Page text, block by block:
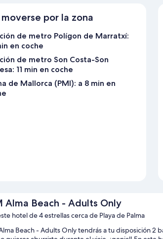
por la zona
de metro Polígon de Marratxí:
en coche
de metro Son Costa-Son
11 min en coche
de Mallorca (PMI): a 8 min en
Alma Beach - Adults Only
hotel de 4 estrellas cerca de Playa de Palma
Beach - Adults Only tendrás a tu disposición 2